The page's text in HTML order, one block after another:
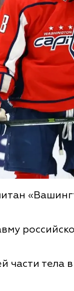
части тела